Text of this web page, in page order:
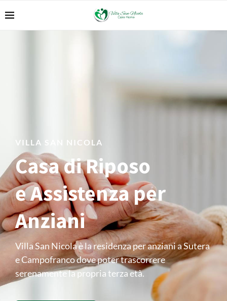
VILLA SAN NICOLA
Casa di Riposo
e Assistenza per
Anziani
Villa San Nicola è la residenza per anziani a Sutera
e Campofranco dove poter trascorrere
serenamente la propria terza età.